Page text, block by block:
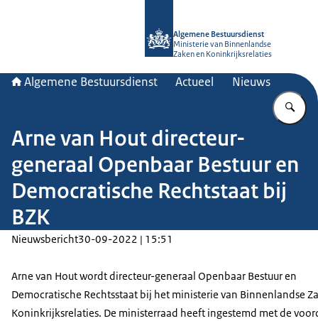
Algemene Bestuursdienst
Ministerie van Binnenlandse
Zaken en Koninkrijksrelaties
Algemene Bestuursdienst Actueel Nieuws
Arne van Hout directeur-
generaal Openbaar Bestuur en
Democratische Rechtstaat bij
BZK
Nieuwsbericht30-09-2022 | 15:51
Arne van Hout wordt directeur-generaal Openbaar Bestuur en
Democratische Rechtsstaat bij het ministerie van Binnenlandse
Koninkrijksrelaties. De ministerraad heeft ingestemd met de